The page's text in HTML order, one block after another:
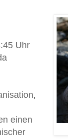
Uhr
einen